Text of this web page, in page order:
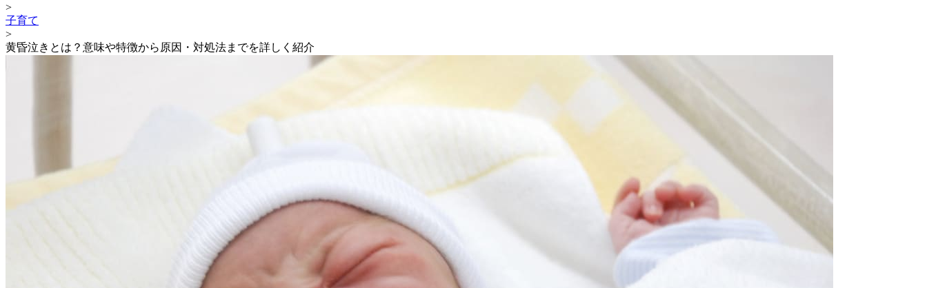
>
子育て
>
黄昏泣きとは？意味や特徴から原因・対処法までを詳しく紹介